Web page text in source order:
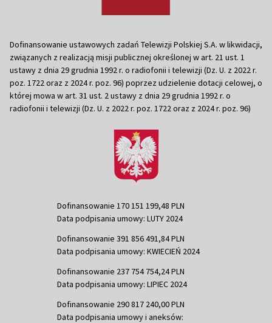
Dofinansowanie ustawowych zadań Telewizji Polskiej S.A. w likwidacji,
związanych z realizacją misji publicznej określonej w art. 21 ust. 1
ustawy z dnia 29 grudnia 1992 r. o radiofonii i telewizji (Dz. U. z 2022 r.
poz. 1722 oraz z 2024 r. poz. 96) poprzez udzielenie dotacji celowej, o
której mowa w art. 31 ust. 2 ustawy z dnia 29 grudnia 1992 r. o
radiofonii i telewizji (Dz. U. z 2022 r. poz. 1722 oraz z 2024 r. poz. 96)
Dofinansowanie 170 151 199,48 PLN
Data podpisania umowy: LUTY 2024
Dofinansowanie 391 856 491,84 PLN
Data podpisania umowy: KWIECIEŃ 2024
Dofinansowanie 237 754 754,24 PLN
Data podpisania umowy: LIPIEC 2024
Dofinansowanie 290 817 240,00 PLN
Data podpisania umowy i aneksów: